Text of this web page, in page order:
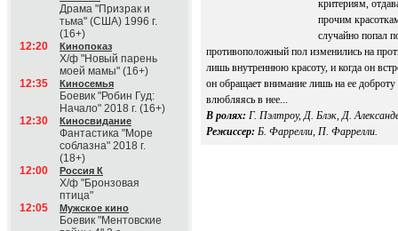
Драма "Призрак и
тьма" (США) 1996 г.
(16+)
12:20
Кинопоказ
Х/ф "Новый парень
моей мамы" (16+)
12:35
Киносемья
Боевик "Робин Гуд:
Начало" 2018 г. (16+)
12:30
Киносвидание
Фантастика "Море
соблазна" 2018 г.
(18+)
12:00
Россия К
Х/ф "Бронзовая
птица"
12:05
Мужское кино
Боевик "Ментовские
критериям,
прочим
случайно попал
противоположный пол изменились на
лишь внутреннюю красоту, и когда он
он обращает внимание лишь на ее
влюбляясь в нее...
В ролях: Г. Пэлтроу, Д. Блэк, Д.
Режиссер: Б. Фаррелли, П. Фаррелли.